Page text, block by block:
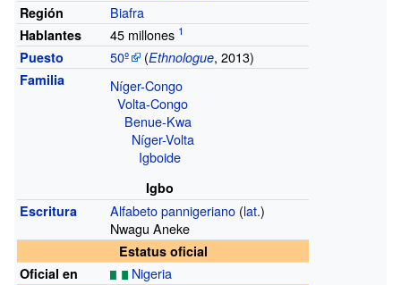
Región Biafra
Hablantes 45 millones
Puesto 50º (Ethnologue, 2013)
Familia
Níger-Congo
Volta-Congo
Benue-Kwa
Níger-Volta
Igboide
Igbo
Escritura
Alfabeto pannigeriano (lat.)
Nwagu Aneke
Estatus oficial
Oficial en
Nigeria